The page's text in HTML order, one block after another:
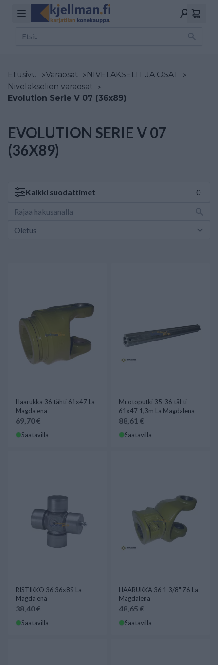
Etusivu >Varaosat >NIVELAKSELIT JA OSAT >
Nivelakselien varaosat >
Evolution Serie V 07 (36x89)
EVOLUTION SERIE V 07
(36X89)
Kaikki suodattimet 0
Haarukka 36 tähti 61x47 La
Magdalena
69,70 €
Saatavilla
Muotoputki 35-36 tähti
61x47 1,3m La Magdalena
88,61 €
Saatavilla
RISTIKKO 36 36x89 La
Magdalena
38,40 €
Saatavilla
HAARUKKA 36 1 3/8" Z6 La
Magdalena
48,65 €
Saatavilla